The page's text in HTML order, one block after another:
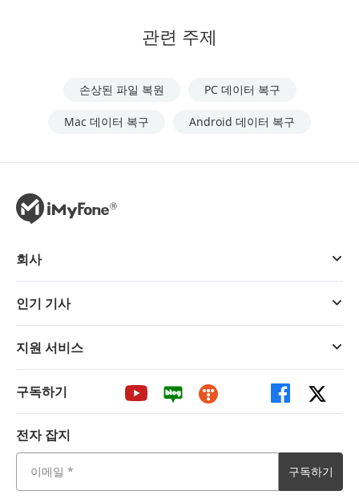
관련 주제
손상된 파일 복원 PC 데이터 복구
Mac 데이터 복구 Android 데이터 복구
회사
인기 기사
지원 서비스
구독하기
전자 잡지
구독하기